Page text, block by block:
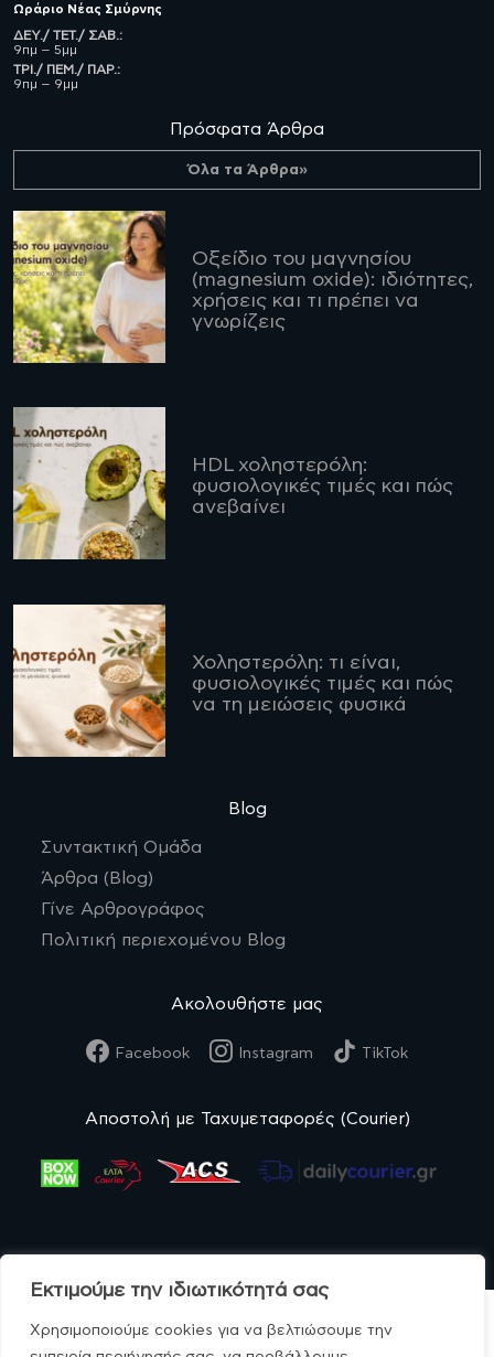
Εκτιμούμε την ιδιωτικότητά σας
Χρησιμοποιούμε cookies για να βελτιώσουμε την
Ωράριο Νέας Σμύρνης
ΔΕΥ./ ΤΕΤ./ ΣΑΒ.:
9πμ – 5μμ
ΤΡΙ./ ΠΕΜ./ ΠΑΡ.:
9πμ – 9μμ
Πρόσφατα Άρθρα
Όλα τα Άρθρα»
Οξείδιο του μαγνησίου
(magnesium oxide): ιδιότητες,
χρήσεις και τι πρέπει να
γνωρίζεις
HDL χοληστερόλη:
φυσιολογικές τιμές και πώς
ανεβαίνει
Χοληστερόλη: τι είναι,
φυσιολογικές τιμές και πώς
να τη μειώσεις φυσικά
Blog
Συντακτική Ομάδα
Άρθρα (Blog)
Γίνε Αρθρογράφος
Πολιτική περιεχομένου Blog
Ακολουθήστε μας
Facebook Instagram TikTok
Αποστολή με Ταχυμεταφορές (Courier)